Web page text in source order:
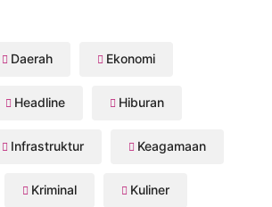
Daerah Ekonomi
Headline Hiburan
Infrastruktur Keagamaan
Kriminal Kuliner